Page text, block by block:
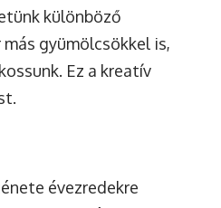
különböző
gyümölcsökkel is,
Ez a kreatív
évezredekre